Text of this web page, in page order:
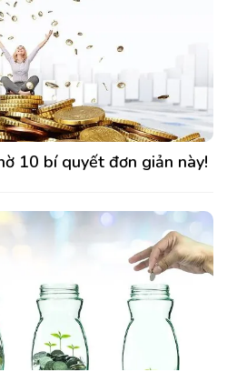
10 bí quyết đơn giản này!